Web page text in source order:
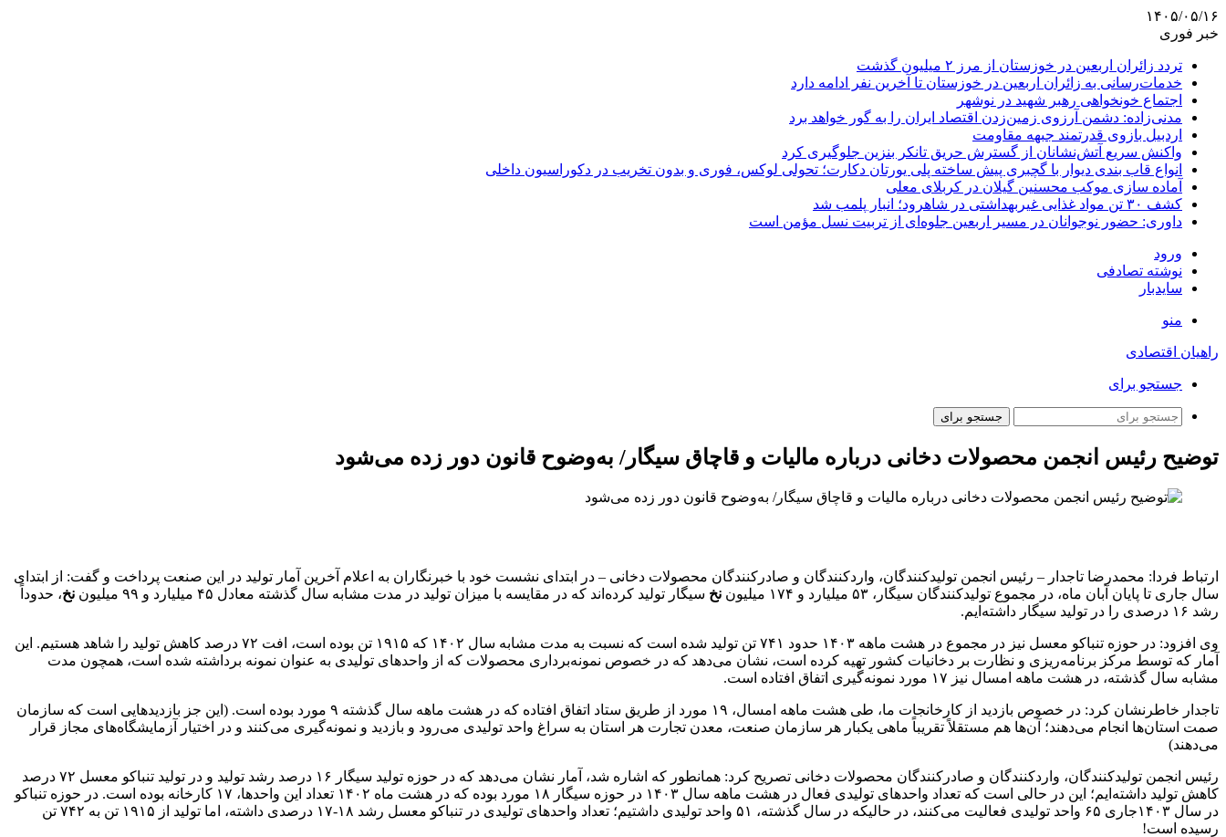
۱۴۰۵/۰۵/۱۶
خبر فوری
تردد زائران اربعین در خوزستان از مرز ۲ میلیون گذشت
خدمات‌رسانی به زائران اربعین در خوزستان تا آخرین نفر ادامه دارد
اجتماع خونخواهی رهبر شهید در نوشهر
مدنی‌زاده: دشمن آرزوی زمین‌زدن اقتصاد ایران را به گور خواهد برد
اردبیل بازوی قدرتمند جبهه مقاومت
واکنش سریع آتش‌نشانان از گسترش حریق تانکر بنزین جلوگیری کرد
انواع قاب بندی دیوار با گچبری پیش ساخته پلی یورتان دکارت؛ تحولی لوکس، فوری و بدون تخریب در دکوراسیون داخلی
آماده سازی موکب محسنین گیلان در کربلای معلی
کشف ۳۰ تن مواد غذایی غیربهداشتی در شاهرود؛ انبار پلمب شد
داوری: حضور نوجوانان در مسیر اربعین جلوه‌ای از تربیت نسل مؤمن است
ورود
نوشته تصادفی
سایدبار
منو
راهیان اقتصادی
جستجو برای
جستجو برای
توضیح رئیس انجمن محصولات دخانی درباره مالیات و قاچاق سیگار/ به‌وضوح قانون دور زده می‌شود
ارتباط فردا: محمدرضا تاجدار – رئیس انجمن تولیدکنندگان، واردکنندگان و صادرکنندگان محصولات دخانی – در ابتدای نشست خود با خبرنگاران به اعلام آخرین آمار تولید در این صنعت پرداخت و گفت: از ابتدای
سال جاری تا پایان آبان ماه، در مجموع تولیدکنندگان سیگار، ۵۳ میلیارد و ۱۷۴ میلیون
نخ سیگار تولید کرده‌اند که در مقایسه با میزان تولید در مدت مشابه سال گذشته معادل ۴۵ میلیارد و ۹۹ میلیون نخ، حدوداً
رشد ۱۶ درصدی را در تولید سیگار داشته‌ایم.
وی افزود: در حوزه تنباکو معسل نیز در مجموع در هشت ماهه ۱۴۰۳ حدود ۷۴۱ تن تولید شده است که نسبت به مدت مشابه سال ۱۴۰۲ که ۱۹۱۵ تن بوده است، افت ۷۲ درصد کاهش تولید را شاهد هستیم. این
آمار که توسط مرکز برنامه‌ریزی و نظارت بر دخانیات کشور تهیه کرده است، نشان می‌دهد که در خصوص نمونه‌برداری محصولات که از واحدهای تولیدی به عنوان نمونه برداشته شده است، همچون مدت
مشابه سال گذشته، در هشت ماهه امسال نیز ۱۷ مورد نمونه‌گیری اتفاق افتاده است.
تاجدار خاطرنشان کرد: در خصوص بازدید از کارخانجات ما، طی هشت ماهه امسال، ۱۹ مورد از طریق ستاد اتفاق افتاده که در هشت ماهه سال گذشته ۹ مورد بوده است. (این جز بازدیدهایی است که سازمان
صمت استان‌ها انجام می‌دهند؛ آن‌ها هم مستقلاً تقریباً ماهی یکبار هر سازمان صنعت، معدن تجارت هر استان به سراغ واحد تولیدی می‌رود و بازدید و نمونه‌گیری می‌کنند و در اختیار آزمایشگاه‌های مجاز قرار
می‌دهند)
رئیس انجمن تولیدکنندگان، واردکنندگان و صادرکنندگان محصولات دخانی تصریح کرد: همانطور که اشاره شد، آمار نشان می‌دهد که در حوزه تولید سیگار ۱۶ درصد رشد تولید و در تولید تنباکو معسل ۷۲ درصد
کاهش تولید داشته‌ایم؛ این در حالی است که تعداد واحدهای تولیدی فعال در هشت ماهه سال ۱۴۰۳ در حوزه سیگار ۱۸ مورد بوده که در هشت ماه ۱۴۰۲ تعداد این واحدها، ۱۷ کارخانه بوده است. در حوزه تنباکو
در سال ۱۴۰۳جاری ۶۵ واحد تولیدی فعالیت می‌کنند، در حالیکه در سال گذشته، ۵۱ واحد تولیدی داشتیم؛ تعداد واحدهای تولیدی در تنباکو معسل رشد ۱۸-۱۷ درصدی داشته، اما تولید از ۱۹۱۵ تن به ۷۴۲ تن
رسیده است!